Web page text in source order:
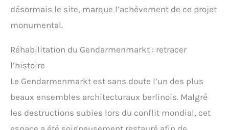
en toute sécurité grâce aux poches de ceinture
résistantes. Le sac ferme un bouton en cuir sur le
: environ 20 cm - Hauteur : environ 16 cm -
sac en cuir marron Vendeur : ce sac viking
pour les vêtements, accessoires et accessoires
médiévaux de Battle-Merchant.
désormais le site, marque l’achèvement de ce projet
monumental.
Réhabilitation du Gendarmenmarkt : retracer
l’histoire
Le Gendarmenmarkt est sans doute l’un des plus
beaux ensembles architecturaux berlinois. Malgré
les destructions subies lors du conflit mondial, cet